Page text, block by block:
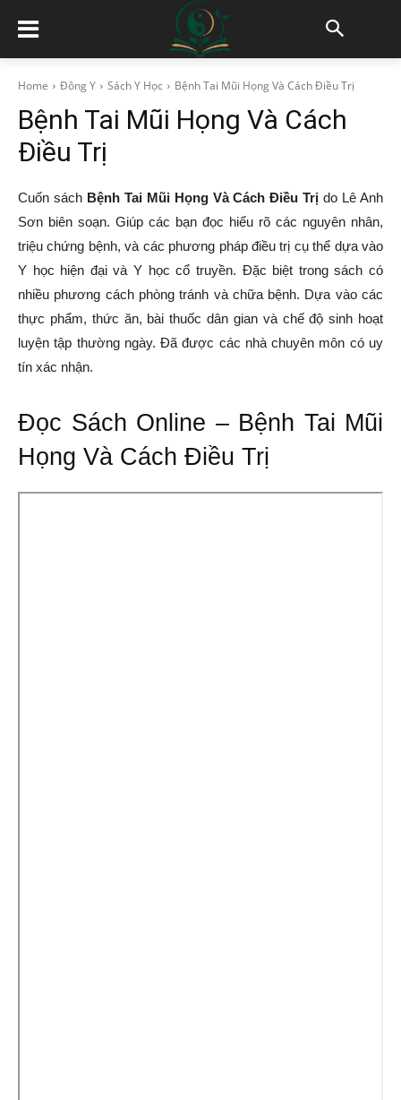
Home Đông Y Sách Y Học Bệnh Tai Mũi Họng Và Cách Điều Trị
Bệnh Tai Mũi Họng Và Cách
Điều Trị
Cuốn sách Bệnh Tai Mũi Họng Và Cách Điều Trị do Lê Anh
Sơn biên soạn. Giúp các bạn đọc hiểu rõ các nguyên nhân,
triệu chứng bệnh, và các phương pháp điều trị cụ thể dựa vào
Y học hiện đại và Y học cổ truyền. Đặc biệt trong sách có
nhiều phương cách phòng tránh và chữa bệnh. Dựa vào các
thực phẩm, thức ăn, bài thuốc dân gian và chế độ sinh hoạt
luyện tập thường ngày. Đã được các nhà chuyên môn có uy
tín xác nhận.
Đọc Sách Online – Bệnh Tai Mũi
Họng Và Cách Điều Trị